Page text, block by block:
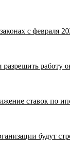
с февраля
работу
ставок по
будут